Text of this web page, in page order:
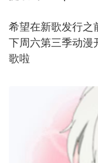
希望在新歌发行之
下周六第三季动漫
歌啦